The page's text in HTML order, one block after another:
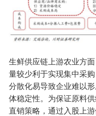
生鲜供应链上游农业方
量较少利于实现集中采
分散化易导致企业难以
体稳定性。为保证原料
直销策略，通过入股上